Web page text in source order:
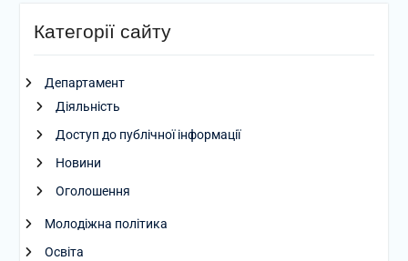
Категорії сайту
Департамент
Діяльність
Доступ до публічної інформації
Новини
Оголошення
Молодіжна політика
Освіта